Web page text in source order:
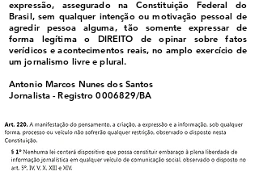
expressão, assegurado na Constituição Federal do
Brasil, sem qualquer intenção ou motivação pessoal de
agredir pessoa alguma, tão somente expressar de
forma legítima o DIREITO de opinar sobre fatos
verídicos e acontecimentos reais, no amplo exercício de
um jornalismo livre e plural.
Antonio Marcos Nunes dos Santos
Jornalista - Registro0006829/BA